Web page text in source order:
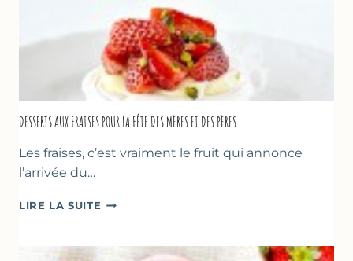
DESSERTS AUX FRAISES POUR LA FÊTE DES MÈRES ET DES PÈRES
Les fraises, c’est vraiment le fruit qui annonce
l’arrivée du…
LIRE LA SUITE DESSERTS
POUR